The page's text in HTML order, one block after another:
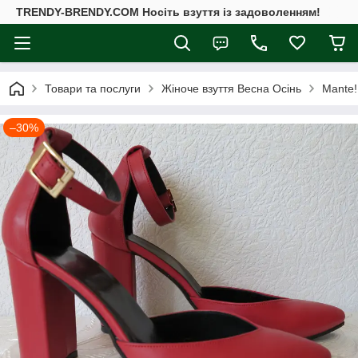
TRENDY-BRENDY.COM Носіть взуття із задоволенням!
Товари та послуги Жіноче взуття Весна Осінь Mante!
–30%